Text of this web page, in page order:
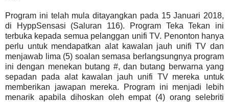
Program ini telah mula ditayangkan pada 15 Januari 2018,
di HyppSensasi (Saluran 116). Program Teka Tekan ini
terbuka kepada semua pelanggan unifi TV. Penonton hanya
perlu untuk mendapatkan alat kawalan jauh unifi TV dan
menjawab lima (5) soalan semasa berlangsungnya program
ini dengan menekan butang #, dan butang berwarna yang
sepadan pada alat kawalan jauh unifi TV mereka untuk
memberikan jawapan mereka. Program ini menjadi lebih
menarik apabila dihoskan oleh empat (4) orang selebriti